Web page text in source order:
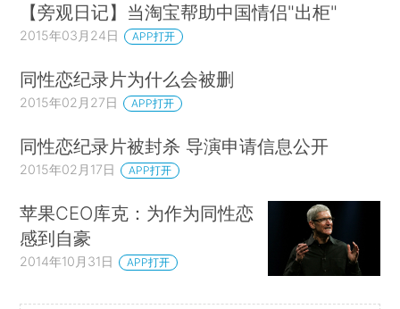
【旁观日记】当淘宝帮助中国情侣"出柜"
2015年03月24日 APP打开
同性恋纪录片为什么会被删
2015年02月27日 APP打开
同性恋纪录片被封杀 导演申请信息公开
2015年02月17日 APP打开
苹果CEO库克：为作为同性恋
感到自豪
2014年10月31日 APP打开